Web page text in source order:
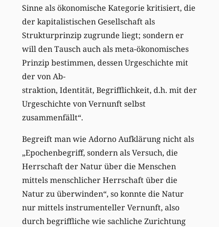
Sinne als ökonomische Kategorie kritisiert, die
der kapitalistischen Gesellschaft als
Strukturprinzip zugrunde liegt; sondern er
will den Tausch auch als meta-ökonomisches
Prinzip bestimmen, dessen Urgeschichte mit
der von Ab-
straktion, Identität, Begrifflichkeit, d.h. mit der
Urgeschichte von Vernunft selbst
zusammenfällt“.
Begreift man wie Adorno Aufklärung nicht als
„Epochenbegriff, sondern als Versuch, die
Herrschaft der Natur über die Menschen
mittels menschlicher Herrschaft über die
Natur zu überwinden“, so konnte die Natur
nur mittels instrumenteller Vernunft, also
durch begriffliche wie sachliche Zurichtung